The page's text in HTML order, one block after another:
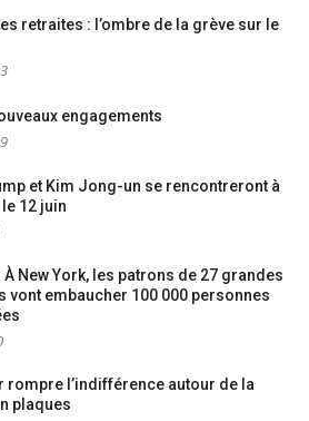
retraites : l’ombre de la grève sur le
engagements
et Kim Jong-un se rencontreront à
12 juin
À New York, les patrons de 27 grandes
vont embaucher 100 000 personnes
rompre l’indifférence autour de la
plaques